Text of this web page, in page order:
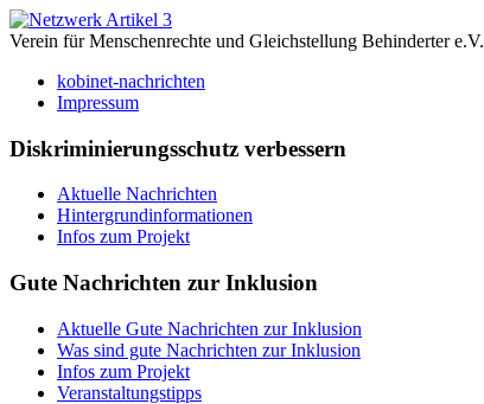
Verein für Menschenrechte und Gleichstellung Behinderter e.V.
kobinet-nachrichten
Impressum
Diskriminierungsschutz verbessern
Aktuelle Nachrichten
Hintergrundinformationen
Infos zum Projekt
Gute Nachrichten zur Inklusion
Aktuelle Gute Nachrichten zur Inklusion
Was sind gute Nachrichten zur Inklusion
Infos zum Projekt
Veranstaltungstipps